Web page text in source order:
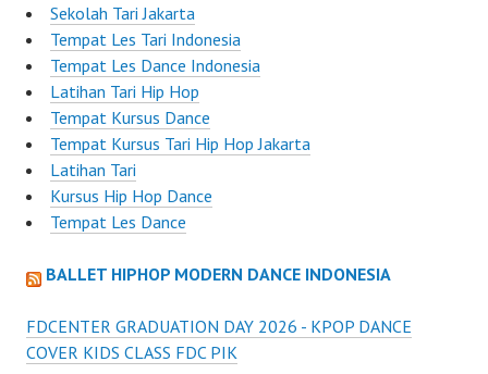
Sekolah Tari Jakarta
Tempat Les Tari Indonesia
Tempat Les Dance Indonesia
Latihan Tari Hip Hop
Tempat Kursus Dance
Tempat Kursus Tari Hip Hop Jakarta
Latihan Tari
Kursus Hip Hop Dance
Tempat Les Dance
BALLET HIPHOP MODERN DANCE INDONESIA
FDCENTER GRADUATION DAY 2026 - KPOP DANCE
COVER KIDS CLASS FDC PIK